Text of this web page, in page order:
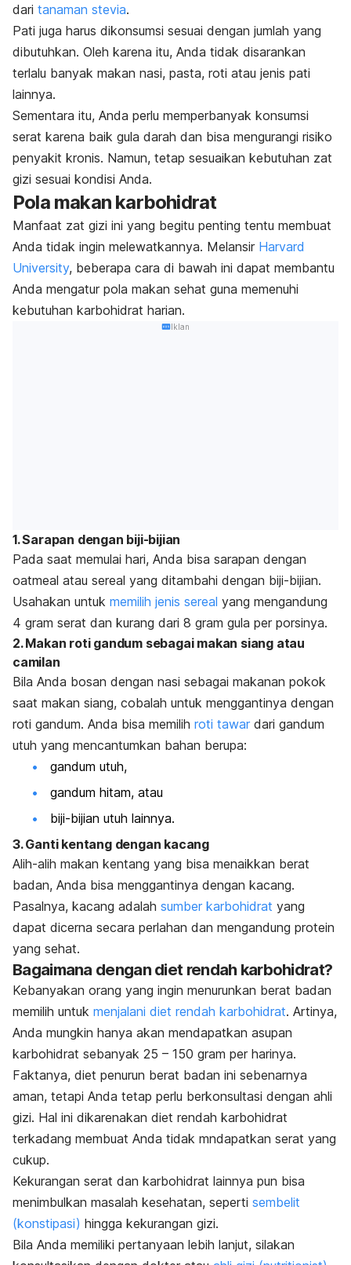
dari tanaman stevia.
Pati juga harus dikonsumsi sesuai dengan jumlah yang
dibutuhkan. Oleh karena itu, Anda tidak disarankan
terlalu banyak makan nasi, pasta, roti atau jenis pati
lainnya.
Sementara itu, Anda perlu memperbanyak konsumsi
serat karena baik gula darah dan bisa mengurangi risiko
penyakit kronis. Namun, tetap sesuaikan kebutuhan zat
gizi sesuai kondisi Anda.
Pola makan karbohidrat
Manfaat zat gizi ini yang begitu penting tentu membuat
Anda tidak ingin melewatkannya. Melansir Harvard
University, beberapa cara di bawah ini dapat membantu
Anda mengatur pola makan sehat guna memenuhi
kebutuhan karbohidrat harian.
Iklan
1. Sarapan dengan biji-bijian
Pada saat memulai hari, Anda bisa sarapan dengan
oatmeal atau sereal yang ditambahi dengan biji-bijian.
Usahakan untuk memilih jenis sereal yang mengandung
4 gram serat dan kurang dari 8 gram gula per porsinya.
2. Makan roti gandum sebagai makan siang atau
camilan
Bila Anda bosan dengan nasi sebagai makanan pokok
saat makan siang, cobalah untuk menggantinya dengan
roti gandum. Anda bisa memilih roti tawar dari gandum
utuh yang mencantumkan bahan berupa:
gandum utuh,
gandum hitam, atau
biji-bijian utuh lainnya.
3. Ganti kentang dengan kacang
Alih-alih makan kentang yang bisa menaikkan berat
badan, Anda bisa menggantinya dengan kacang.
Pasalnya, kacang adalah sumber karbohidrat yang
dapat dicerna secara perlahan dan mengandung protein
yang sehat.
Bagaimana dengan diet rendah karbohidrat?
Kebanyakan orang yang ingin menurunkan berat badan
memilih untuk menjalani diet rendah karbohidrat. Artinya,
Anda mungkin hanya akan mendapatkan asupan
karbohidrat sebanyak 25 – 150 gram per harinya.
Faktanya, diet penurun berat badan ini sebenarnya
aman, tetapi Anda tetap perlu berkonsultasi dengan ahli
gizi. Hal ini dikarenakan diet rendah karbohidrat
terkadang membuat Anda tidak mndapatkan serat yang
cukup.
Kekurangan serat dan karbohidrat lainnya pun bisa
menimbulkan masalah kesehatan, seperti sembelit
(konstipasi) hingga kekurangan gizi.
Bila Anda memiliki pertanyaan lebih lanjut, silakan